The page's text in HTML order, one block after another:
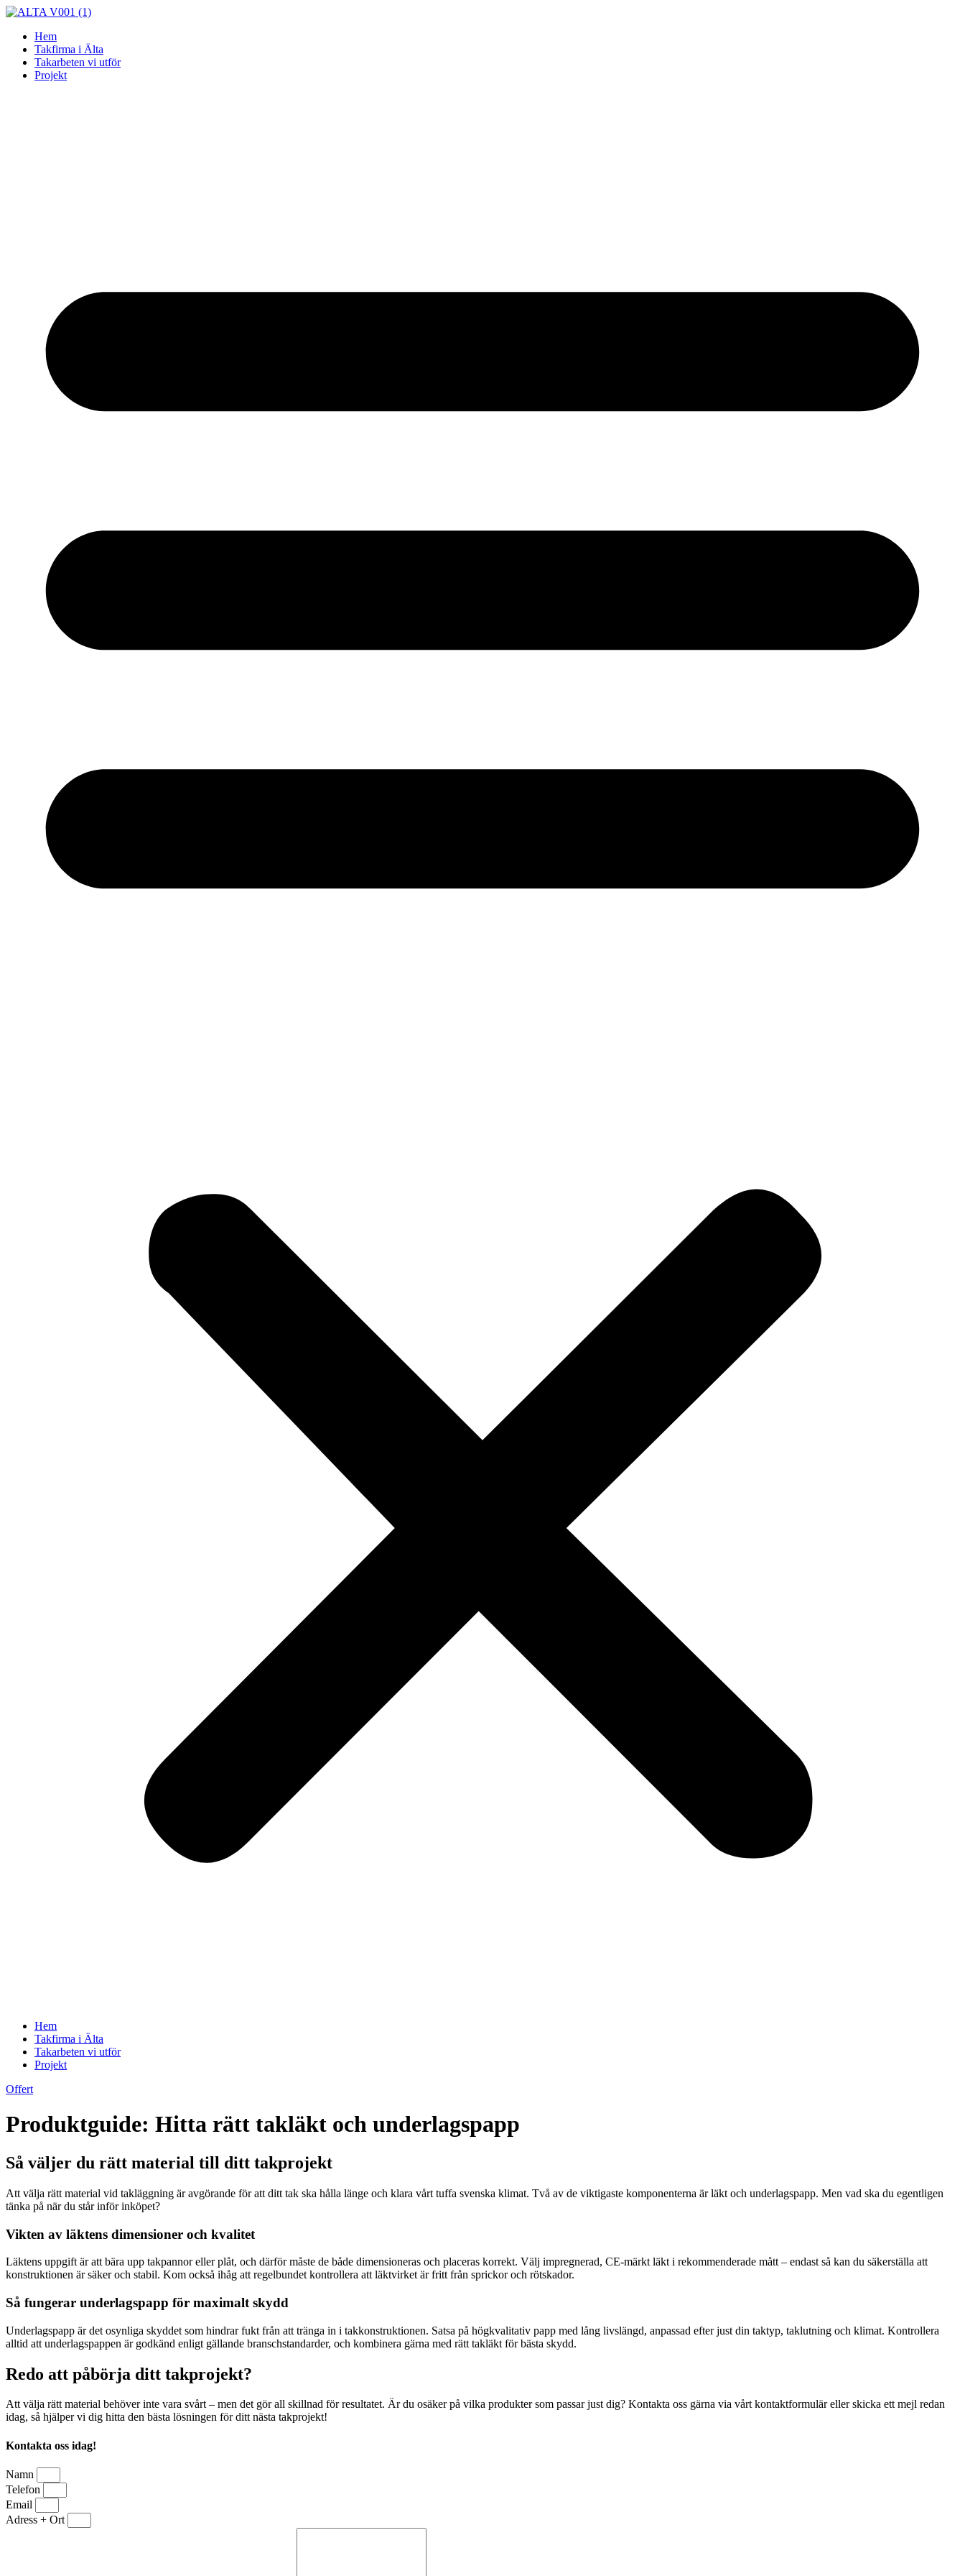
Skip
contentHem
Takfirma i Älta
Takarbeten vi utför
Projekt
Hem
Takfirma i Älta
Takarbeten vi utför
Projekt
Offert
Produktguide: Hitta rätt takläkt och underlagspapp
Så väljer du rätt material till ditt takprojekt
Att välja rätt material vid takläggning är avgörande för att ditt tak ska hålla länge och klara vårt tuffa svenska klimat. Två av de viktigaste komponenterna är läkt och underlagspapp. Men vad ska du egentligen
tänka på när du står inför inköpet?
Vikten av läktens dimensioner och kvalitet
Läktens uppgift är att bära upp takpannor eller plåt, och därför måste de både dimensioneras och placeras korrekt. Välj impregnerad, CE-märkt läkt i rekommenderade mått – endast så kan du säkerställa att
konstruktionen är säker och stabil. Kom också ihåg att regelbundet kontrollera att läktvirket är fritt från sprickor och rötskador.
Så fungerar underlagspapp för maximalt skydd
Underlagspapp är det osynliga skyddet som hindrar fukt från att tränga in i takkonstruktionen. Satsa på högkvalitativ papp med lång livslängd, anpassad efter just din taktyp, taklutning och klimat. Kontrollera
alltid att underlagspappen är godkänd enligt gällande branschstandarder, och kombinera gärna med rätt takläkt för bästa skydd.
Redo att påbörja ditt takprojekt?
Att välja rätt material behöver inte vara svårt – men det gör all skillnad för resultatet. Är du osäker på vilka produkter som passar just dig? Kontakta oss gärna via vårt kontaktformulär eller skicka ett mejl redan
idag, så hjälper vi dig hitta den bästa lösningen för ditt nästa takprojekt!
Kontakta oss idag!
Namn
Telefon
Email
Adress + Ort